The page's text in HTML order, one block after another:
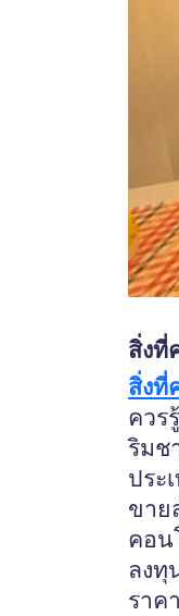
สิ่งที่
สิ่งที่
ควร
ริมช
ประ
ขาย
คอน
ลงทุ
ราค